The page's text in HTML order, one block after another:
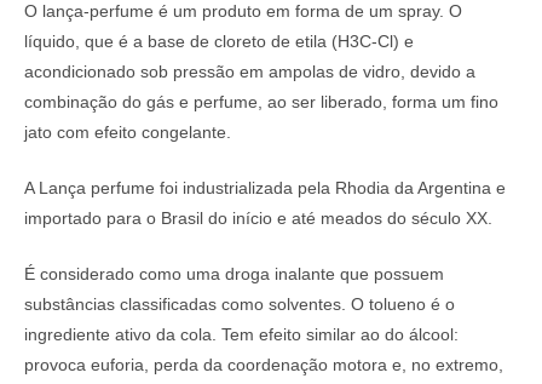
O lança-perfume é um produto em forma de um spray. O
líquido, que é a base de cloreto de etila (H3C-Cl) e
acondicionado sob pressão em ampolas de vidro, devido a
combinação do gás e perfume, ao ser liberado, forma um fino
jato com efeito congelante.
A Lança perfume foi industrializada pela Rhodia da Argentina e
importado para o Brasil do início e até meados do século XX.
É considerado como uma droga inalante que possuem
substâncias classificadas como solventes. O tolueno é o
ingrediente ativo da cola. Tem efeito similar ao do álcool:
provoca euforia, perda da coordenação motora e, no extremo,